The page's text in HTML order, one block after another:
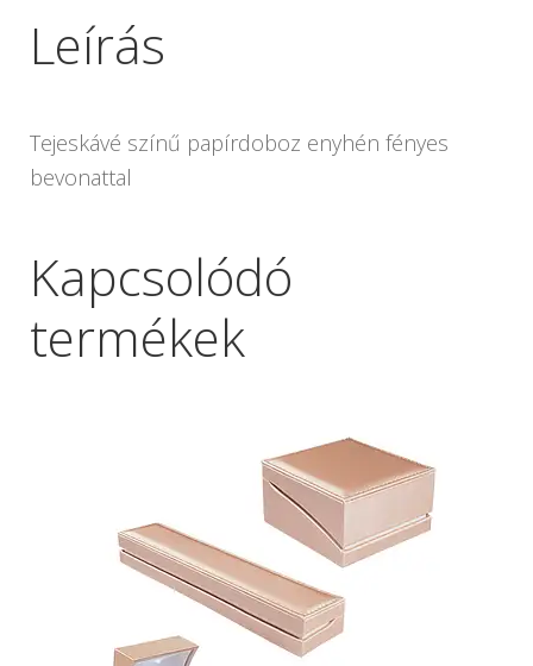
Leírás
Tejeskávé színű papírdoboz enyhén fényes
bevonattal
Kapcsolódó
termékek